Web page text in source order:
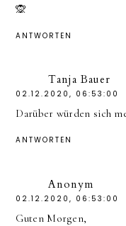
🙊
ANTWORTEN
Tanja Bauer
02.12.2020, 06:53:00
Darüber würden sich
ANTWORTEN
Anonym
02.12.2020, 06:53:00
Guten Morgen,